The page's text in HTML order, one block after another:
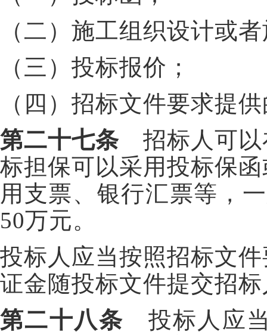
（二）施工组织设计或
（三）投标报价；
（四）招标文件要求提
第二十七条 招标人可以
标担保可以采用投标保
用支票、银行汇票等，
50万元。
投标人应当按照招标文
证金随投标文件提交招
第二十八条 投标人应